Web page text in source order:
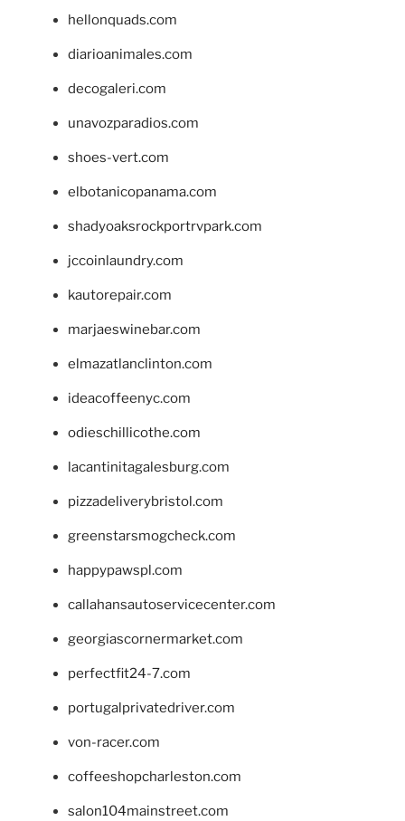
hellonquads.com
diarioanimales.com
decogaleri.com
unavozparadios.com
shoes-vert.com
elbotanicopanama.com
shadyoaksrockportrvpark.com
jccoinlaundry.com
kautorepair.com
marjaeswinebar.com
elmazatlanclinton.com
ideacoffeenyc.com
odieschillicothe.com
lacantinitagalesburg.com
pizzadeliverybristol.com
greenstarsmogcheck.com
happypawspl.com
callahansautoservicecenter.com
georgiascornermarket.com
perfectfit24-7.com
portugalprivatedriver.com
von-racer.com
coffeeshopcharleston.com
salon104mainstreet.com